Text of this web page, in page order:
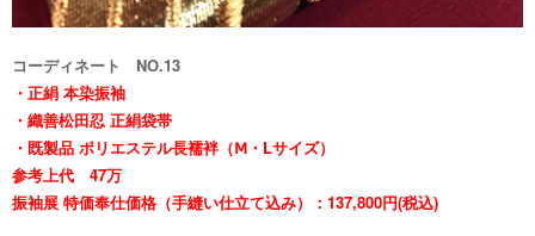
コーディネート NO.13
・正絹 本染振袖
・織善松田忍 正絹袋帯
・ 既製品 ポリエステル長襦袢（Ⅿ・Lサイズ）
参考上代 47万
振袖展 特価奉仕価格（手縫い仕立て込み）：137,800円(税込)